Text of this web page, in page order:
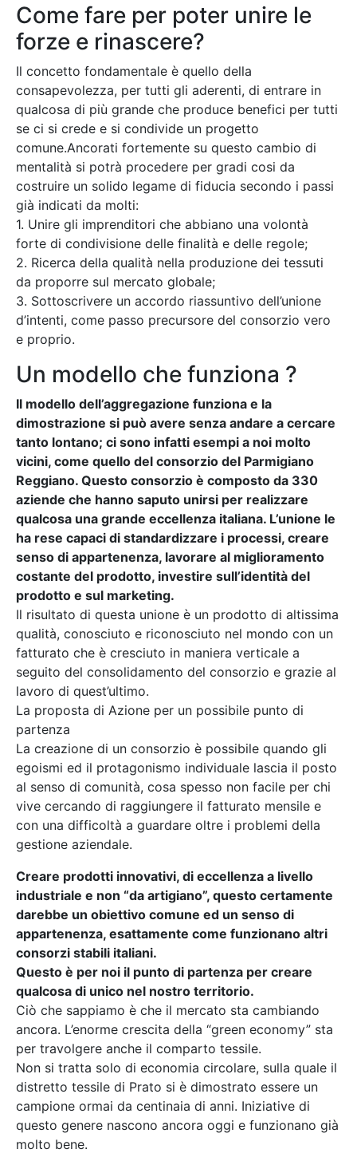
Come fare per poter unire le
forze e rinascere?
Il concetto fondamentale è quello della
consapevolezza, per tutti gli aderenti, di entrare in
qualcosa di più grande che produce benefici per tutti
se ci si crede e si condivide un progetto
comune.Ancorati fortemente su questo cambio di
mentalità si potrà procedere per gradi cosi da
costruire un solido legame di fiducia secondo i passi
già indicati da molti:
1. Unire gli imprenditori che abbiano una volontà
forte di condivisione delle finalità e delle regole;
2. Ricerca della qualità nella produzione dei tessuti
da proporre sul mercato globale;
3. Sottoscrivere un accordo riassuntivo dell’unione
d’intenti, come passo precursore del consorzio vero
e proprio.
Un modello che funziona ?
Il modello dell’aggregazione funziona e la
dimostrazione si può avere senza andare a cercare
tanto lontano; ci sono infatti esempi a noi molto
vicini, come quello del consorzio del Parmigiano
Reggiano. Questo consorzio è composto da 330
aziende che hanno saputo unirsi per realizzare
qualcosa una grande eccellenza italiana. L’unione le
ha rese capaci di standardizzare i processi, creare
senso di appartenenza, lavorare al miglioramento
costante del prodotto, investire sull’identità del
prodotto e sul marketing.
Il risultato di questa unione è un prodotto di altissima
qualità, conosciuto e riconosciuto nel mondo con un
fatturato che è cresciuto in maniera verticale a
seguito del consolidamento del consorzio e grazie al
lavoro di quest’ultimo.
La proposta di Azione per un possibile punto di
partenza
La creazione di un consorzio è possibile quando gli
egoismi ed il protagonismo individuale lascia il posto
al senso di comunità, cosa spesso non facile per chi
vive cercando di raggiungere il fatturato mensile e
con una difficoltà a guardare oltre i problemi della
gestione aziendale.
Creare prodotti innovativi, di eccellenza a livello
industriale e non “da artigiano”, questo certamente
darebbe un obiettivo comune ed un senso di
appartenenza, esattamente come funzionano altri
consorzi stabili italiani.
Questo è per noi il punto di partenza per creare
qualcosa di unico nel nostro territorio.
Ciò che sappiamo è che il mercato sta cambiando
ancora. L’enorme crescita della “green economy” sta
per travolgere anche il comparto tessile.
Non si tratta solo di economia circolare, sulla quale il
distretto tessile di Prato si è dimostrato essere un
campione ormai da centinaia di anni. Iniziative di
questo genere nascono ancora oggi e funzionano già
molto bene.